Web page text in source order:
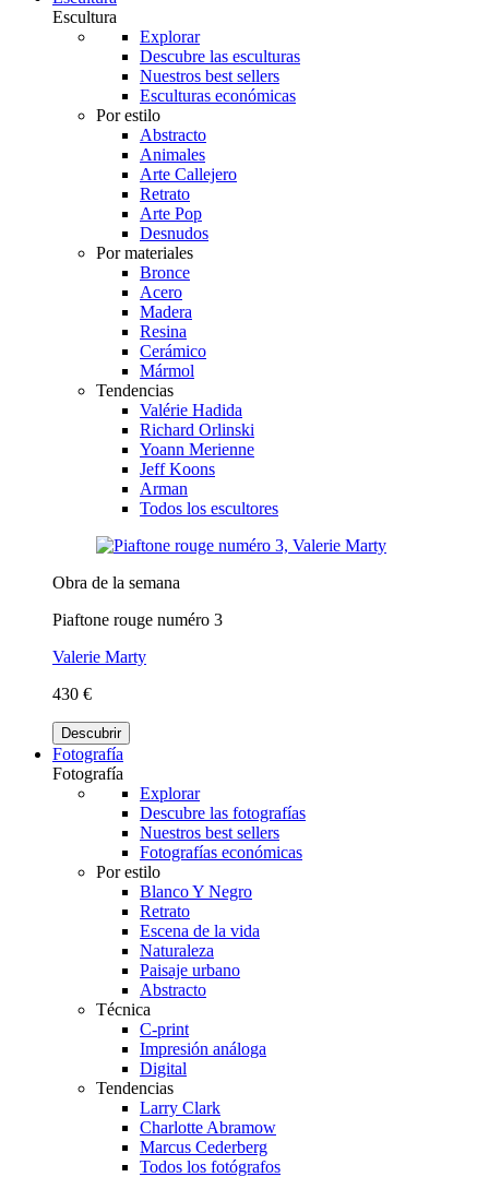
Escultura
Explorar
Descubre las esculturas
Nuestros best sellers
Esculturas económicas
Por estilo
Abstracto
Animales
Arte Callejero
Retrato
Arte Pop
Desnudos
Por materiales
Bronce
Acero
Madera
Resina
Cerámico
Mármol
Tendencias
Valérie Hadida
Richard Orlinski
Yoann Merienne
Jeff Koons
Arman
Todos los escultores
Obra de la semana
Piaftone rouge numéro 3
Valerie Marty
430 €
Descubrir
Fotografía
Fotografía
Explorar
Descubre las fotografías
Nuestros best sellers
Fotografías económicas
Por estilo
Blanco Y Negro
Retrato
Escena de la vida
Naturaleza
Paisaje urbano
Abstracto
Técnica
C-print
Impresión análoga
Digital
Tendencias
Larry Clark
Charlotte Abramow
Marcus Cederberg
Todos los fotógrafos